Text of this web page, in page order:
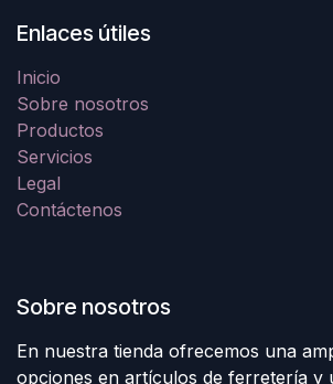
Enlaces útiles
Inicio
Sobre nosotros
Productos
Servicios
Legal
Contáctenos
Sobre nosotros
En nuestra tienda ofrecemos una
opciones en artículos de ferretería y